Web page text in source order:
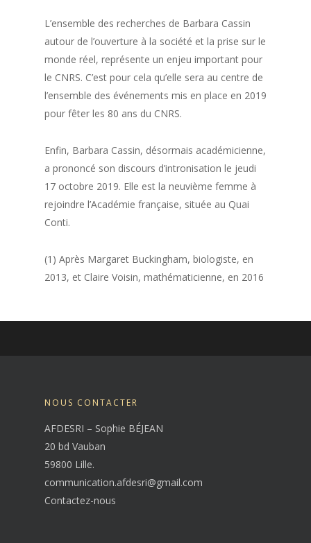
L’ensemble des recherches de Barbara Cassin
autour de l’ouverture à la société et la prise sur le
monde réel, représente un enjeu important pour
le CNRS. C’est pour cela qu’elle sera au centre de
l’ensemble des événements mis en place en 2019
pour fêter les 80 ans du CNRS.
Enfin, Barbara Cassin, désormais académicienne,
a prononcé son discours d’intronisation le jeudi
17 octobre 2019. Elle est la neuvième femme à
rejoindre l’Académie française, située au Quai
Conti.
(1) Après Margaret Buckingham, biologiste, en
2013, et Claire Voisin, mathématicienne, en 2016
NOUS CONTACTER
AFDESRI – Sophie BÉJEAN
20 bd Vauban
59800 Lille.
communication.afdesri@gmail.com
Contactez-nous